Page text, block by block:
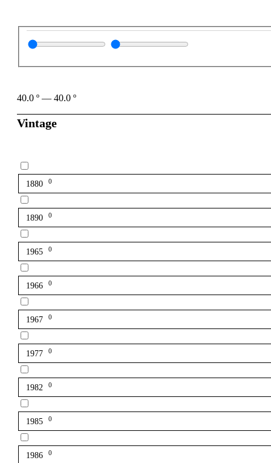
40.0 º — 40.0 º
Vintage
1880 0
1890 0
1965 0
1966 0
1967 0
1977 0
1982 0
1985 0
1986 0